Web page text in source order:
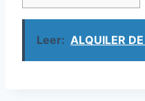
Leer: ALQUILER